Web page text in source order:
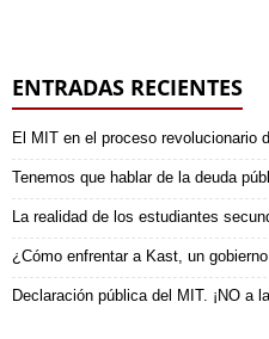
ENTRADAS RECIENTES
El MIT en el proceso revolucionario
Tenemos que hablar de la deuda
La realidad de los estudiantes
¿Cómo enfrentar a Kast, un
Declaración pública del MIT. ¡NO a